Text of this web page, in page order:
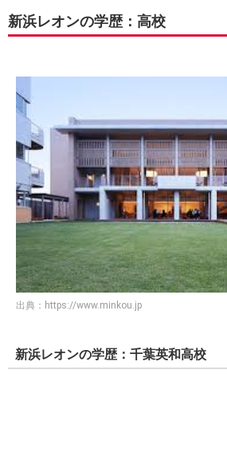
新浜レオンの学歴：高校
出典： https://www.minkou.jp
新浜レオンの学歴：千葉英和高校